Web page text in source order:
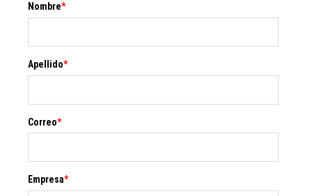
Nombre*
Apellido*
Correo*
Empresa*